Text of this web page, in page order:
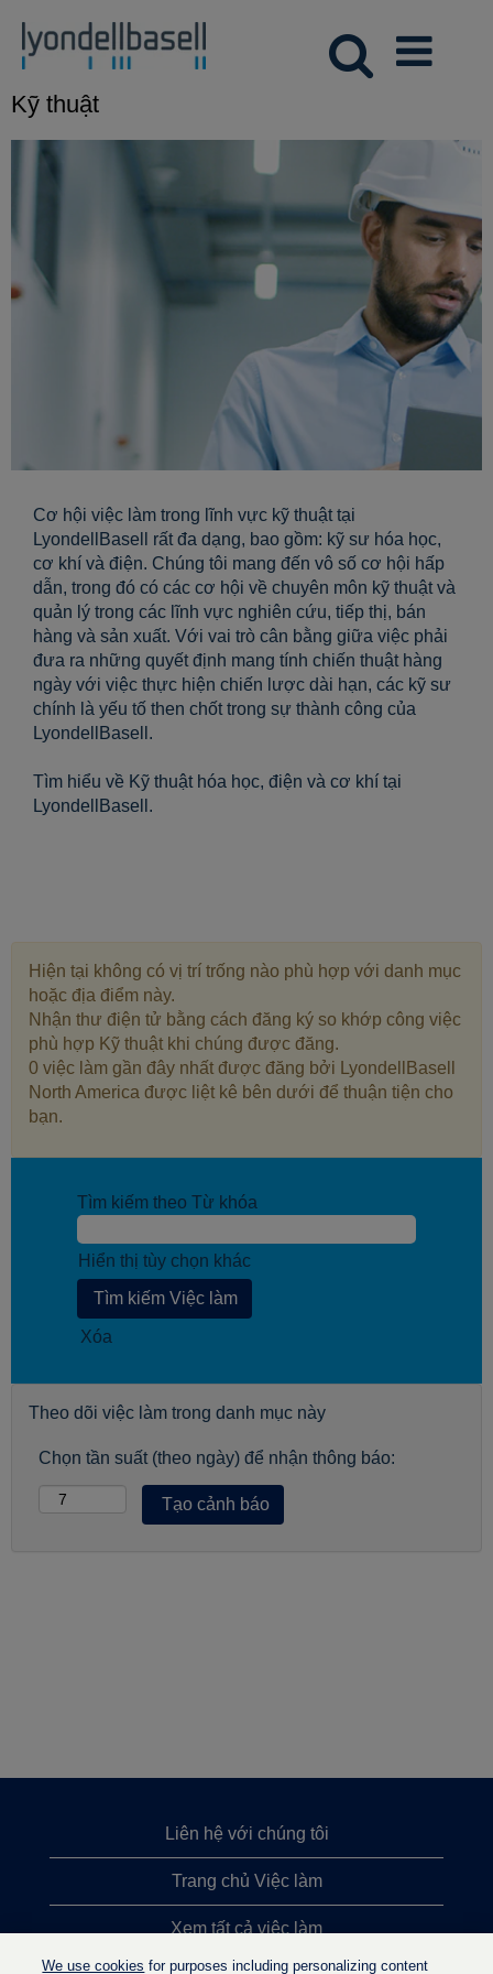
Kỹ thuật
Cơ hội việc làm trong lĩnh vực kỹ thuật tại
LyondellBasell rất đa dạng, bao gồm: kỹ sư hóa học,
cơ khí và điện. Chúng tôi mang đến vô số cơ hội hấp
dẫn, trong đó có các cơ hội về chuyên môn kỹ thuật và
quản lý trong các lĩnh vực nghiên cứu, tiếp thị, bán
hàng và sản xuất. Với vai trò cân bằng giữa việc phải
đưa ra những quyết định mang tính chiến thuật hàng
ngày với việc thực hiện chiến lược dài hạn, các kỹ sư
chính là yếu tố then chốt trong sự thành công của
LyondellBasell.
Tìm hiểu về Kỹ thuật hóa học, điện và cơ khí tại
LyondellBasell.
Hiện tại không có vị trí trống nào phù hợp với danh mục
hoặc địa điểm này.
Nhận thư điện tử bằng cách đăng ký so khớp công việc
phù hợp Kỹ thuật khi chúng được đăng.
0 việc làm gần đây nhất được đăng bởi LyondellBasell
North America được liệt kê bên dưới để thuận tiện cho
bạn.
Tìm kiếm theo Từ khóa
Hiển thị tùy chọn khác
Xóa
Theo dõi việc làm trong danh mục này
Chọn tần suất (theo ngày) để nhận thông báo:
Liên hệ với chúng tôi
Trang chủ Việc làm
Xem tất cả việc làm
We use cookies for purposes including personalizing content